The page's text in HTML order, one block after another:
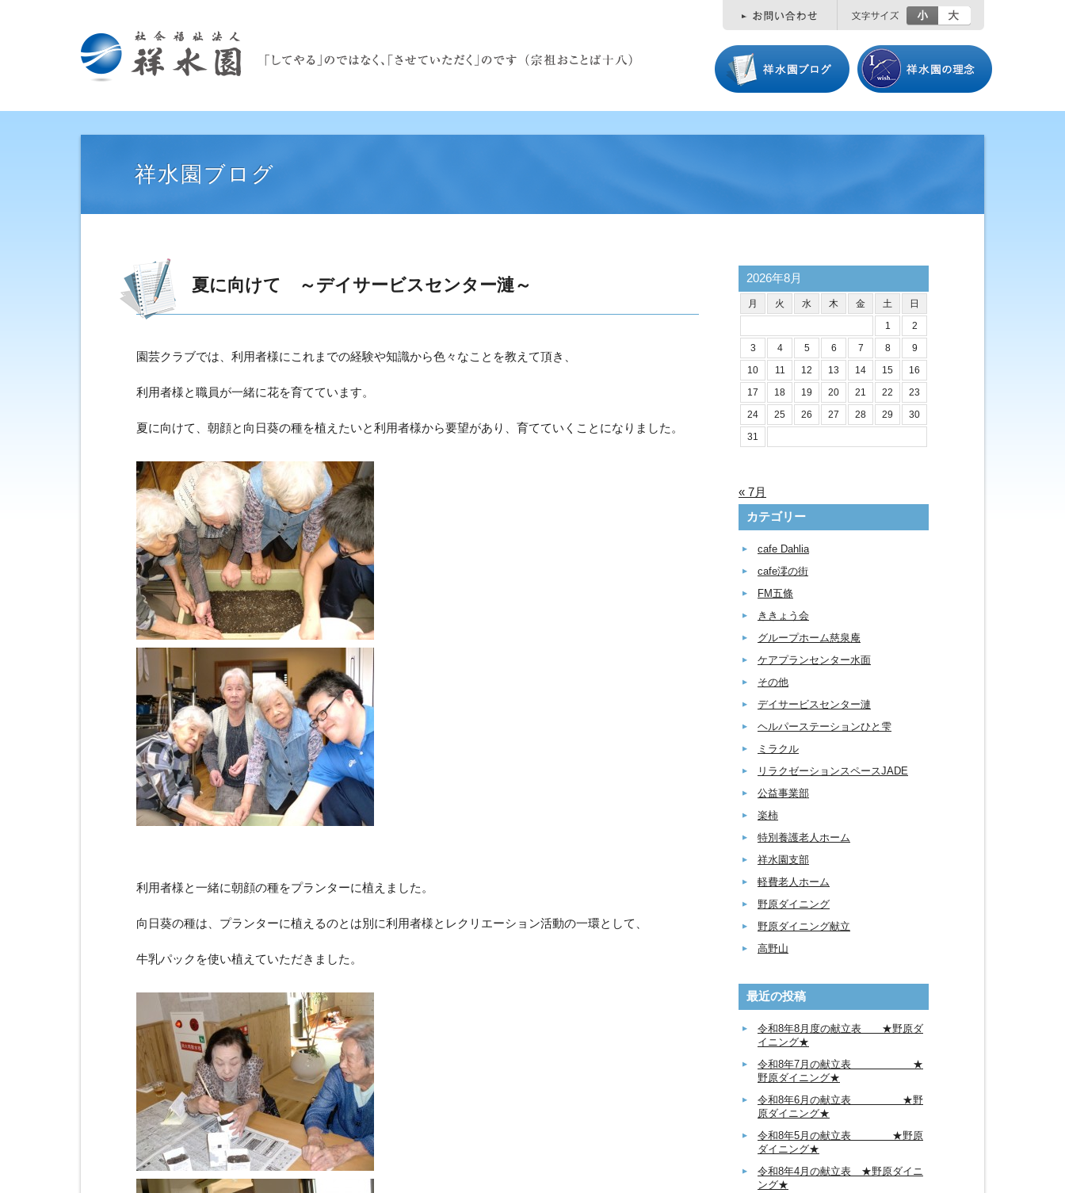
小
祥水園ブログ
夏に向けて ～デイサービスセンター漣～
園芸クラブでは、利用者様にこれまでの経験や知識から色々なことを教えて頂き、
利用者様と職員が一緒に花を育てています。
夏に向けて、朝顔と向日葵の種を植えたいと利用者様から要望があり、育てていくことになりました。
利用者様と一緒に朝顔の種をプランターに植えました。
向日葵の種は、プランターに植えるのとは別に利用者様とレクリエーション活動の一環として、
牛乳パックを使い植えていただきました。
2026年8月
月 火 水 木 金 土
日
1
2
3
4 5 6 7 8
9
10
11 12 13 14 15
16
17
18 19 20 21 22
23
24
25 26 27 28 29
30
31
« 7月
カテゴリー
cafe Dahlia
cafe澪の街
FM五條
ききょう会
グループホーム慈泉庵
ケアプランセンター水面
その他
デイサービスセンター漣
ヘルパーステーションひと雫
ミラクル
リラクゼーションスペースJADE
公益事業部
楽柿
特別養護老人ホーム
祥水園支部
軽費老人ホーム
野原ダイニング
野原ダイニング献立
高野山
最近の投稿
令和8年8月度の献立表 ★野原ダ
イニング★
令和8年7月の献立表 ★
野原ダイニング★
令和8年6月の献立表 ★野
原ダイニング★
令和8年5月の献立表 ★野原
ダイニング★
令和8年4月の献立表 ★野原ダイニ
ング★